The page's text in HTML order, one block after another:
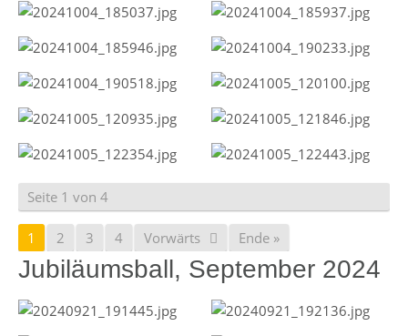
Seite 1 von 4
1 2 3 4 Vorwärts Ende »
Jubiläumsball, September 2024